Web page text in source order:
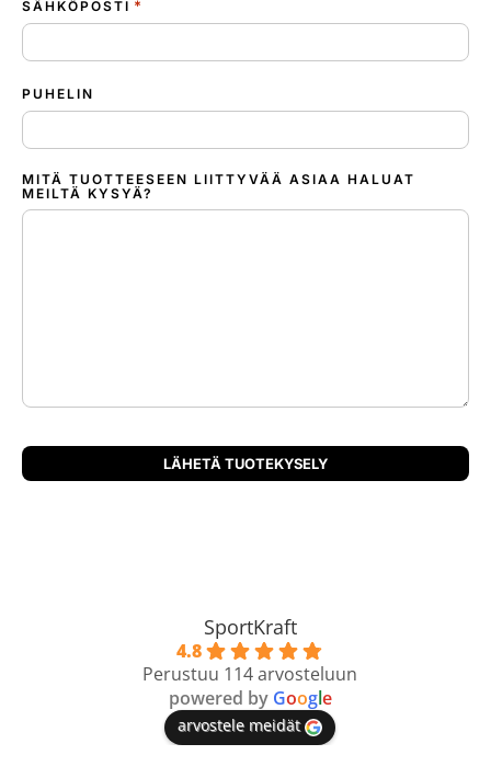
SÄHKÖPOSTI *
PUHELIN
MITÄ TUOTTEESEEN LIITTYVÄÄ ASIAA HALUAT
MEILTÄ KYSYÄ?
SportKraft
4.8
Perustuu 114 arvosteluun
powered by Google
arvostele meidät